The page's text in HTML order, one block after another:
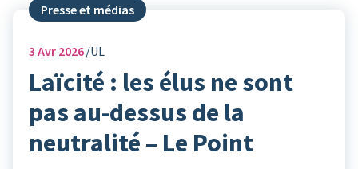
Presse et médias
3 Avr 2026 UL
Laïcité : les élus ne sont
pas au-dessus de la
neutralité – Le Point